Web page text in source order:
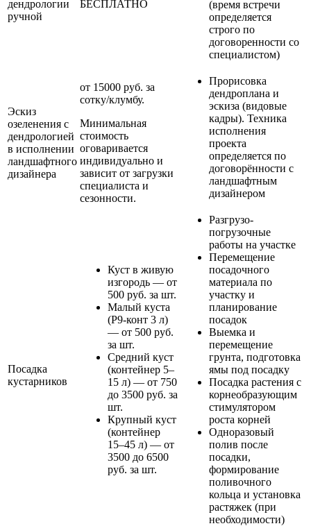
дендрологии
ручной
БЕСПЛАТНО
(время встречи
определяется
строго по
договоренности со
специалистом)
Эскиз
озеленения с
дендрологией
в исполнении
ландшафтного
дизайнера
от 15000 руб. за
сотку/клумбу.
Минимальная
стоимость
оговаривается
индивидуально и
зависит от загрузки
специалиста и
сезонности.
Прорисовка
дендроплана и
эскиза (видовые
кадры). Техника
исполнения
проекта
определяется по
договорённости с
ландшафтным
дизайнером
Посадка
кустарников
Куст в живую
изгородь — от
500 руб. за шт.
Малый куста
(Р9-конт 3 л)
— от 500 руб.
за шт.
Средний куст
(контейнер 5–
15 л) — от 750
до 3500 руб. за
шт.
Крупный куст
(контейнер
15–45 л) — от
3500 до 6500
руб. за шт.
Разгрузо-
погрузочные
работы на участке
Перемещение
посадочного
материала по
участку и
планирование
посадок
Выемка и
перемещение
грунта, подготовка
ямы под посадку
Посадка растения с
корнеобразующим
стимулятором
роста корней
Одноразовый
полив после
посадки,
формирование
поливочного
кольца и установка
растяжек (при
необходимости)